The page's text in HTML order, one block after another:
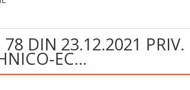
78 DIN 23.12.2021 PRIV.
EC…